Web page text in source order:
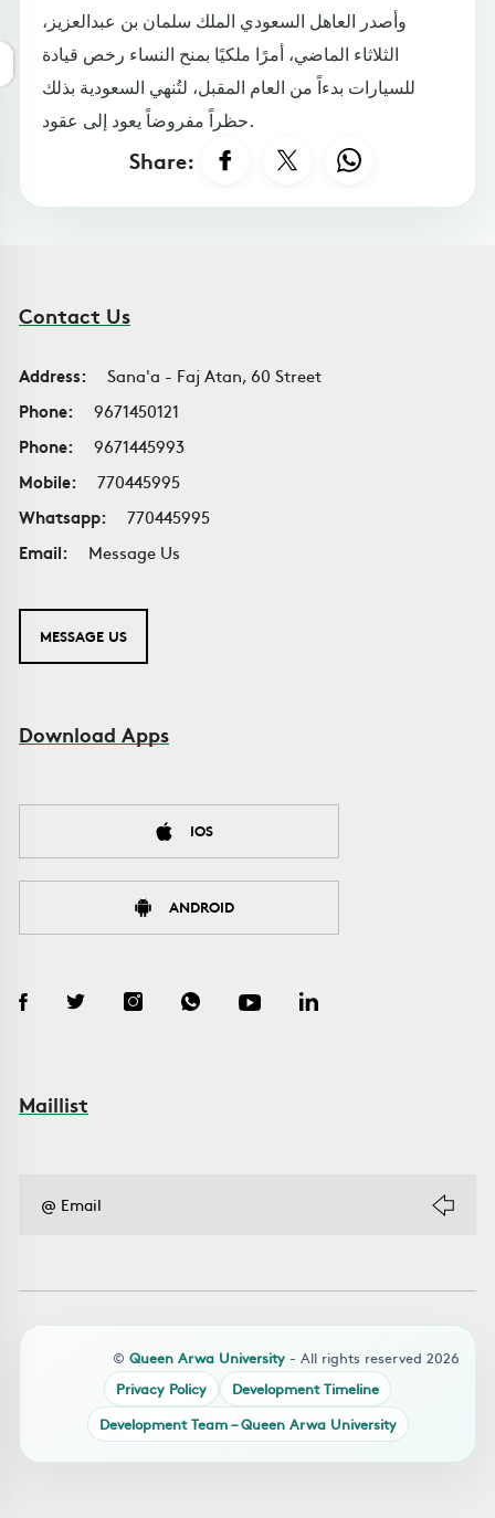
وأصدر العاهل السعودي الملك سلمان بن عبدالعزيز،
الثلاثاء الماضي، أمرًا ملكيًا بمنح النساء رخص قيادة
للسيارات بدءاً من العام المقبل، لتُنهي السعودية بذلك
حظراً مفروضاً يعود إلى عقود.
Share:
Contact Us
Address:
Sana'a - Faj Atan, 60 Street
Phone:
9671450121
Phone:
9671445993
Mobile:
770445995
Whatsapp:
770445995
Email:
Message Us
MESSAGE US
Download Apps
IOS
ANDROID
Maillist
© Queen Arwa University - All rights reserved 2026
Privacy Policy
Development Timeline
Development Team – Queen Arwa University